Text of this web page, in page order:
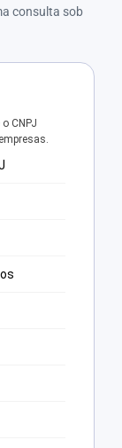
consulta sob
CNPJ